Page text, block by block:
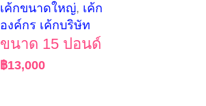
เค้กขนาดใหญ่, เค้ก
องค์กร เค้กบริษัท
ขนาด 15 ปอนด์
฿13,000